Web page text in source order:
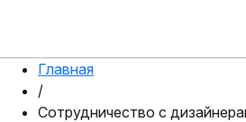
Главная
/
Сотрудничество с